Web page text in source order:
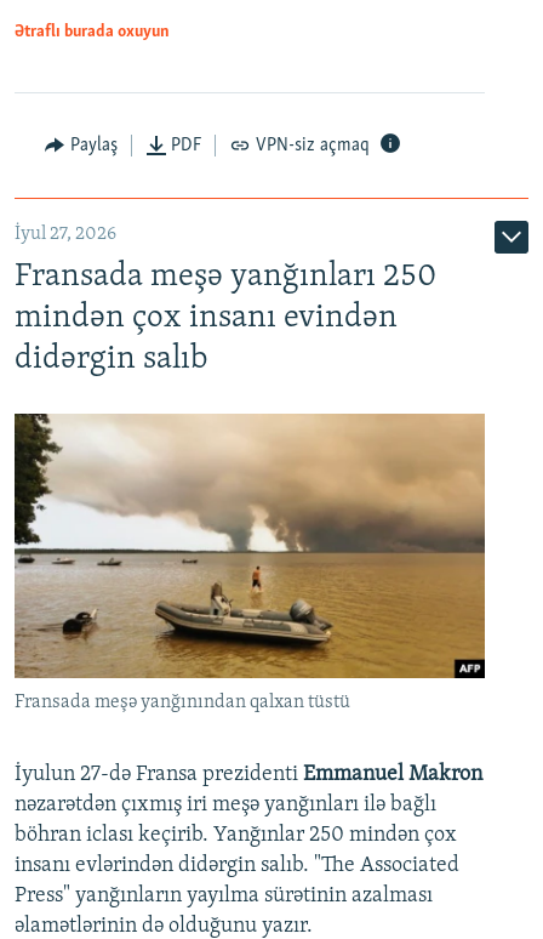
Ətraflı burada oxuyun
Paylaş PDF VPN-siz açmaq
İyul 27, 2026
Fransada meşə yanğınları 250
mindən çox insanı evindən
didərgin salıb
Fransada meşə yanğınından qalxan tüstü
İyulun 27-də Fransa prezidenti Emmanuel Makron
nəzarətdən çıxmış iri meşə yanğınları ilə bağlı
böhran iclası keçirib. Yanğınlar 250 mindən çox
insanı evlərindən didərgin salıb. "The Associated
Press" yanğınların yayılma sürətinin azalması
əlamətlərinin də olduğunu yazır.